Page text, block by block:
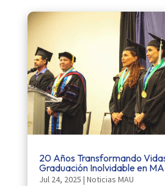
20 Años Transformando
Graduación Inolvidable en
Jul 24, 2025 | Noticias MAU